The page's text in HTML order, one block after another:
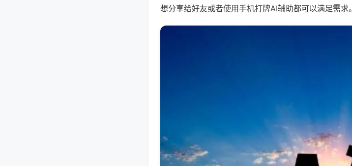
想分享给好友或者使用手机打牌AI辅助都可以满足需求。